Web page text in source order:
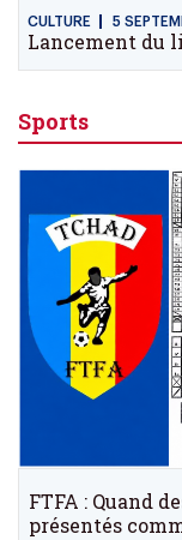
CULTURE 5
Lancement du
Sports
FTFA : Quand
présentés